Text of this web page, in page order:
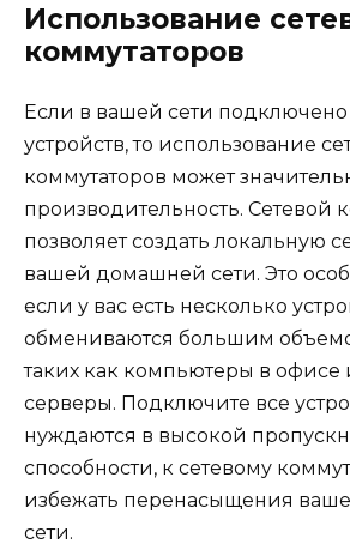
Использование
коммутаторов
Если в вашей сети
устройств, то использование
коммутаторов может
производительность. Сетевой
позволяет создать локальную
вашей домашней сети. Это
если у вас есть несколько
обмениваются большим
таких как компьютеры в
серверы. Подключите все
нуждаются в высокой
способности, к сетевому
избежать перенасыщения
сети.